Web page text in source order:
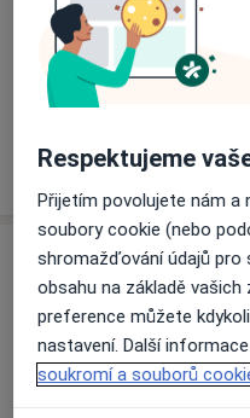
Způsoby platby
Na teto adrese lékař
Detaily
Názory
Respektujeme
Přijetím povolujete nám a
soubory cookie (nebo
shromažďování údajů
obsahu na základě vašich
preference můžete
nastavení. Další
soukromí a souborů